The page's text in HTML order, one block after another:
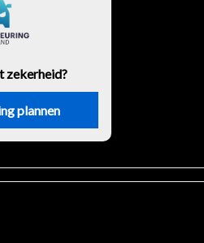
zekerheid?
plannen